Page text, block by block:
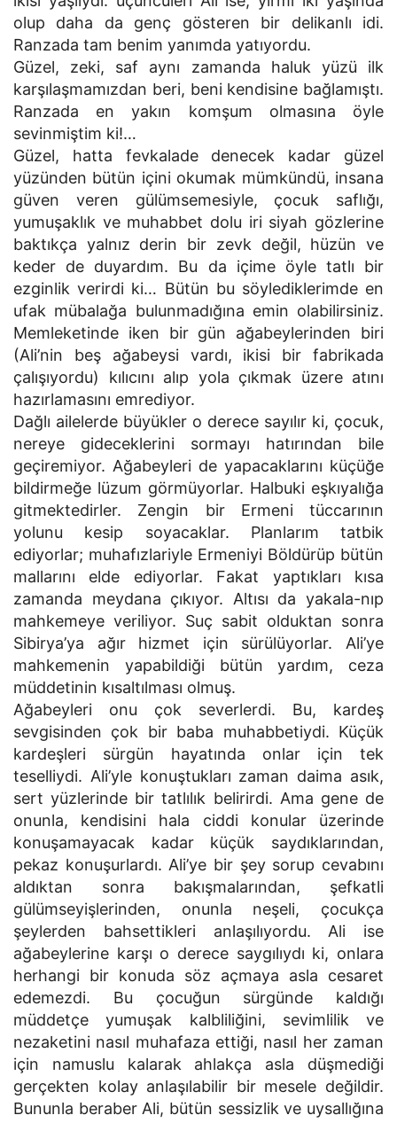
olup daha da genç gösteren bir delikanlı idi.
Ranzada tam benim yanımda yatıyordu.
Güzel, zeki, saf aynı zamanda haluk yüzü ilk
karşılaşmamızdan beri, beni kendisine bağlamıştı.
Ranzada en yakın komşum olmasına öyle
sevinmiştim ki!…
Güzel, hatta fevkalade denecek kadar güzel
yüzünden bütün içini okumak mümkündü, insana
güven veren gülümsemesiyle, çocuk saflığı,
yumuşaklık ve muhabbet dolu iri siyah gözlerine
baktıkça yalnız derin bir zevk değil, hüzün ve
keder de duyardım. Bu da içime öyle tatlı bir
ezginlik verirdi ki… Bütün bu söylediklerimde en
ufak mübalağa bulunmadığına emin olabilirsiniz.
Memleketinde iken bir gün ağabeylerinden biri
(Ali’nin beş ağabeysi vardı, ikisi bir fabrikada
çalışıyordu) kılıcını alıp yola çıkmak üzere atını
hazırlamasını emrediyor.
Dağlı ailelerde büyükler o derece sayılır ki, çocuk,
nereye gideceklerini sormayı hatırından bile
geçiremiyor. Ağabeyleri de yapacaklarını küçüğe
bildirmeğe lüzum görmüyorlar. Halbuki eşkıyalığa
gitmektedirler. Zengin bir Ermeni tüccarının
yolunu kesip soyacaklar. Planlarım tatbik
ediyorlar; muhafızlariyle Ermeniyi Böldürüp bütün
mallarını elde ediyorlar. Fakat yaptıkları kısa
zamanda meydana çıkıyor. Altısı da yakala-nıp
mahkemeye veriliyor. Suç sabit olduktan sonra
Sibirya’ya ağır hizmet için sürülüyorlar. Ali’ye
mahkemenin yapabildiği bütün yardım, ceza
müddetinin kısaltılması olmuş.
Ağabeyleri onu çok severlerdi. Bu, kardeş
sevgisinden çok bir baba muhabbetiydi. Küçük
kardeşleri sürgün hayatında onlar için tek
teselliydi. Ali’yle konuştukları zaman daima asık,
sert yüzlerinde bir tatlılık belirirdi. Ama gene de
onunla, kendisini hala ciddi konular üzerinde
konuşamayacak kadar küçük saydıklarından,
pekaz konuşurlardı. Ali’ye bir şey sorup cevabını
aldıktan sonra bakışmalarından, şefkatli
gülümseyişlerinden, onunla neşeli, çocukça
şeylerden bahsettikleri anlaşılıyordu. Ali ise
ağabeylerine karşı o derece saygılıydı ki, onlara
herhangi bir konuda söz açmaya asla cesaret
edemezdi. Bu çocuğun sürgünde kaldığı
müddetçe yumuşak kalbliliğini, sevimlilik ve
nezaketini nasıl muhafaza ettiği, nasıl her zaman
için namuslu kalarak ahlakça asla düşmediği
gerçekten kolay anlaşılabilir bir mesele değildir.
Bununla beraber Ali, bütün sessizlik ve uysallığına